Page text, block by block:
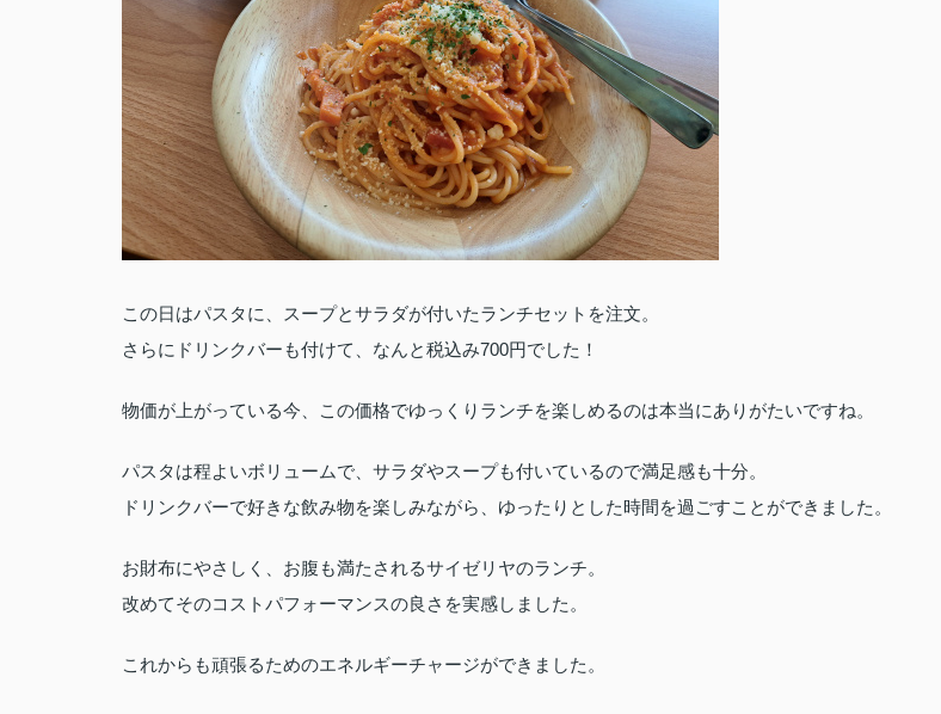
この日はパスタに、スープとサラダが付いたランチセットを注文。
さらにドリンクバーも付けて、なんと税込み700円でした！
物価が上がっている今、この価格でゆっくりランチを楽しめるのは本当にありがたいですね。
パスタは程よいボリュームで、サラダやスープも付いているので満足感も十分。
ドリンクバーで好きな飲み物を楽しみながら、ゆったりとした時間を過ごすことができました。
お財布にやさしく、お腹も満たされるサイゼリヤのランチ。
改めてそのコストパフォーマンスの良さを実感しました。
これからも頑張るためのエネルギーチャージができました。